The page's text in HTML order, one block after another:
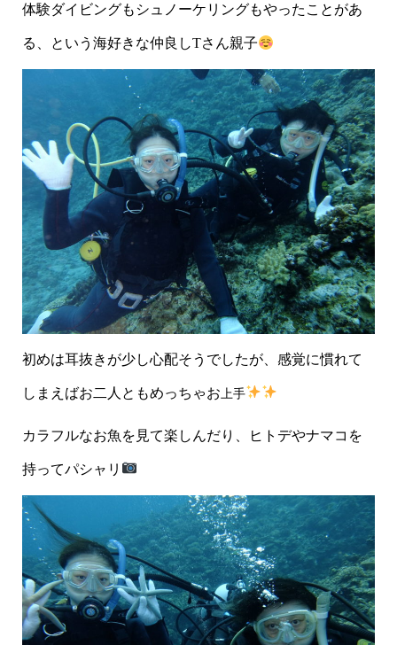
体験ダイビングもシュノーケリングもやったことがあ
る、という海好きな仲良しTさん親子
初めは耳抜きが少し心配そうでしたが、感覚に慣れて
しまえばお二人ともめっちゃお 上手
カラフルなお魚を見て楽しんだり、ヒトデやナマコを
持ってパシャリ